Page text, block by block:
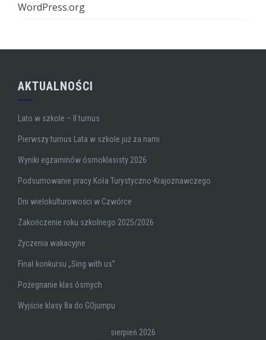
WordPress.org
AKTUALNOŚCI
Lato w szkole – II turnus
Pierwszy turnus Lata w szkole już za nami
Wyniki egzaminów ósmoklasisty 2026
Podsumowanie pracy Koła Turystyczno-Krajoznawczego
Dni wielokulturowości w Czwórce
Zakończenie roku szkolnego 2025/2026
Życzenia wakacyjne
Finał konkursu „Sing with us”
Pożegnanie klas ósmych
Wyjście klasy 8a do GOjumpu
sierpień 2026